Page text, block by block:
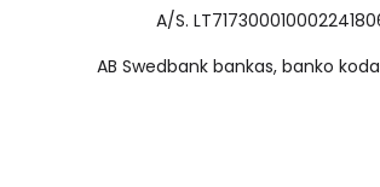
A/S.
AB Swedbank bankas, banko